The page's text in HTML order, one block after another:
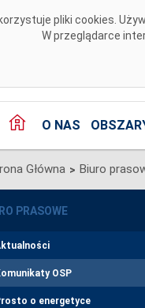
pliki cookies.
W przeglądarce
O NAS
Główna > Biuro
PRASOWE
OSP
o energetyce